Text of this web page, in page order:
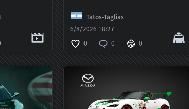
Tatos-Taglias
6/8/2026 18:27
0
0 0